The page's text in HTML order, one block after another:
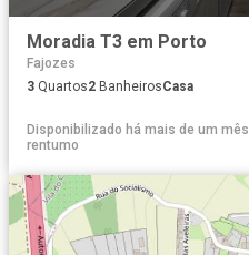
Moradia T3 em Porto
Fajozes
3 Quartos2 BanheirosCasa
Disponibilizado há mais de um mês
rentumo